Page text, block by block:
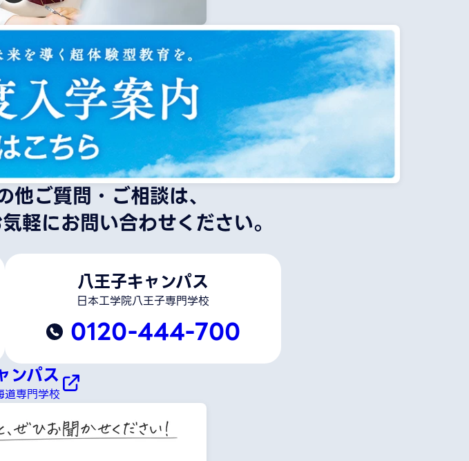
ご質問・ご相談は、
軽にお問い合わせください。
八王子キャンパス
日本工学院八王子専門学校
0120-444-700
ンパス
道専門学校